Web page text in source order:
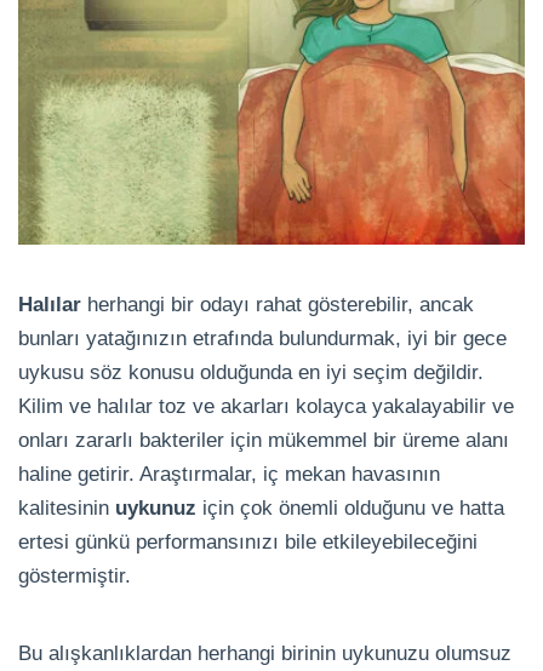
Halılar herhangi bir odayı rahat gösterebilir, ancak
bunları yatağınızın etrafında bulundurmak, iyi bir gece
uykusu söz konusu olduğunda en iyi seçim değildir.
Kilim ve halılar toz ve akarları kolayca yakalayabilir ve
onları zararlı bakteriler için mükemmel bir üreme alanı
haline getirir. Araştırmalar, iç mekan havasının
kalitesinin uykunuz için çok önemli olduğunu ve hatta
ertesi günkü performansınızı bile etkileyebileceğini
göstermiştir.
Bu alışkanlıklardan herhangi birinin uykunuzu olumsuz